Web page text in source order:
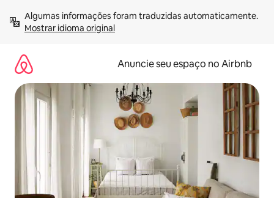
para
Mostrar idioma original
Anuncie seu espaço no Airbnb